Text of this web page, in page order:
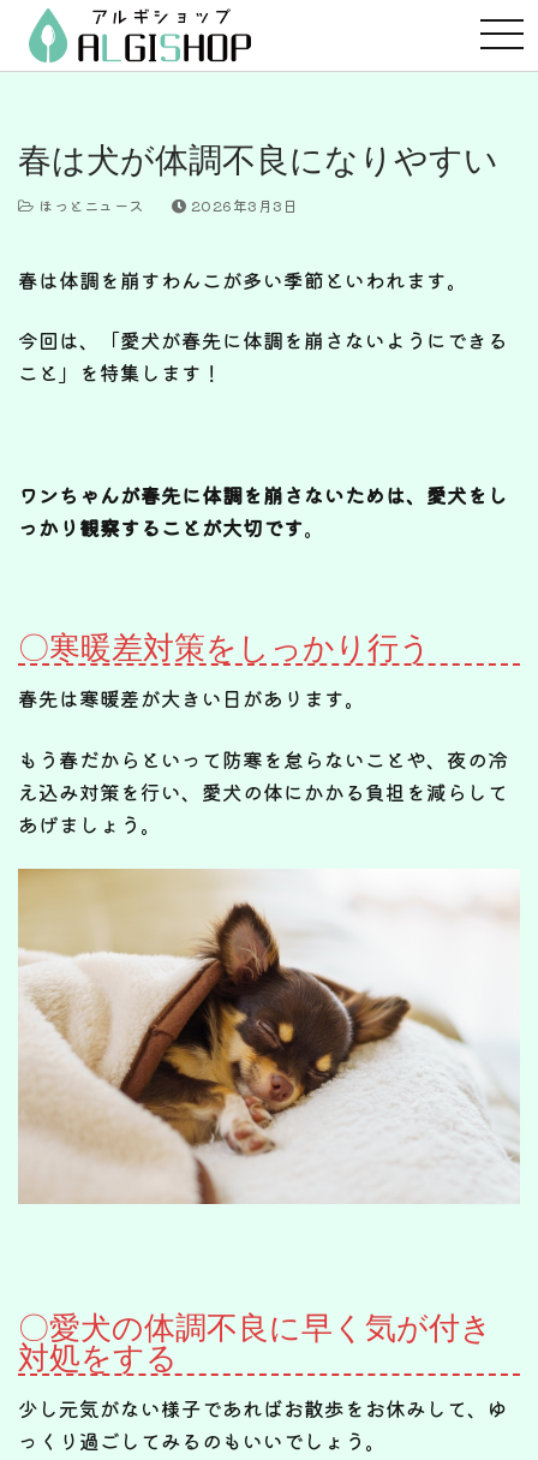
テ
ス
春は犬が体調不良になりやすい
ほっとニュース 2026年3月3日
春は体調を崩すわんこが多い季節といわれます。
今回は、「愛犬が春先に体調を崩さないようにできる
こと」を特集します！
ワンちゃんが春先に体調を崩さないためは、愛犬をし
っかり観察することが大切です。
〇寒暖差対策をしっかり行う
春先は寒暖差が大きい日があります。
もう春だからといって防寒を怠らないことや、夜の冷
え込み対策を行い、愛犬の体にかかる負担を減らして
あげましょう。
〇愛犬の体調不良に早く気が付き
対処をする
少し元気がない様子であればお散歩をお休みして、ゆ
っくり過ごしてみるのもいいでしょう。